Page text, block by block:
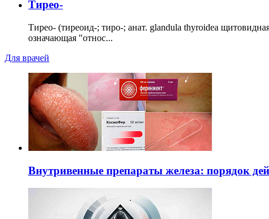
Тирео-
Тирео- (тиреоид-; тиро-; анат. glandula thyroidea
означающая "относ...
Для врачей
Внутривенные препараты железа: порядок